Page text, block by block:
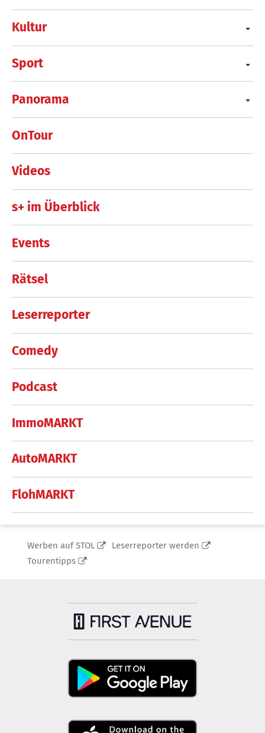
Kultur
Sport
Panorama
OnTour
Videos
s+ im Überblick
Events
Rätsel
Leserreporter
Comedy
Podcast
ImmoMARKT
AutoMARKT
FlohMARKT
Werben auf STOL
Leserreporter werden
Tourentipps